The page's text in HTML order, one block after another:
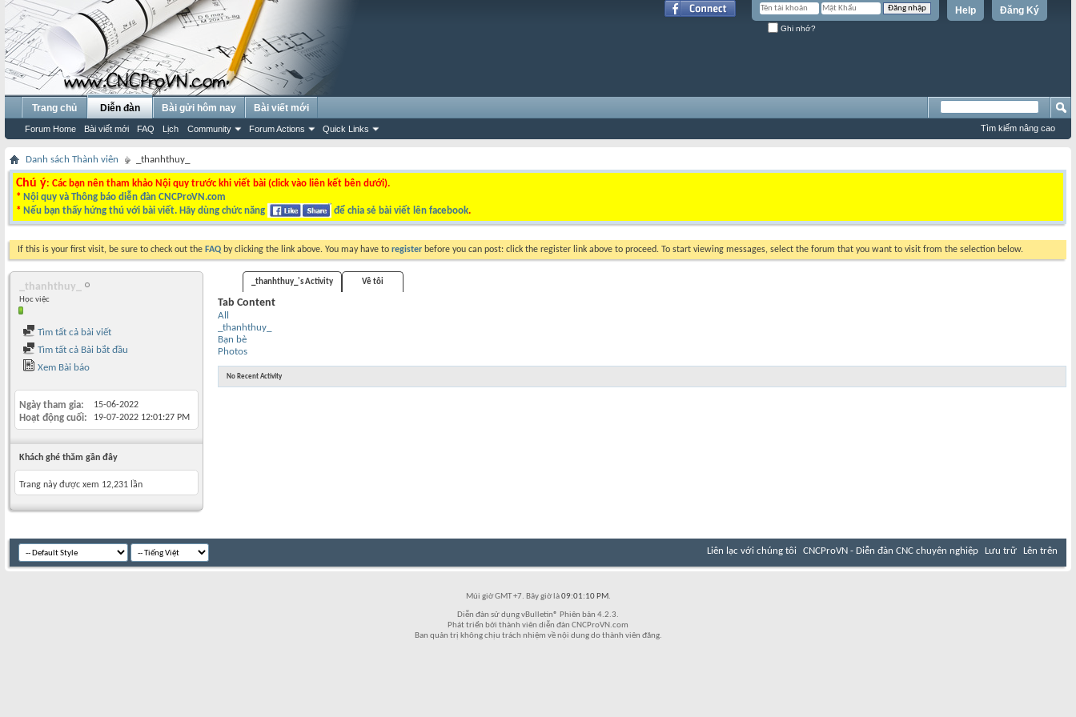
Đăng Ký
Help
Ghi nhớ?
Trang chủ Diễn đàn
Forum Home Bài viết mới FAQ Lịch Community Forum Actions Quick Links
Bài gửi hôm nay Bài viết mới
Tìm kiếm nâng cao
Danh sách Thành viên _thanhthuy_
Chú ý: Các bạn nên tham khảo Nội quy trước khi viết bài (click vào liên kết bên dưới).
* Nội quy và Thông báo diễn đàn CNCProVN.com
* Nếu bạn thấy hứng thú với bài viết. Hãy dùng chức năng để chia sẻ bài viết lên facebook.
If this is your first visit, be sure to check out the FAQ by clicking the link above. You may have to register before you can post: click the register link above to proceed. To start viewing messages, select the forum that you want to visit from the selection below.
_thanhthuy_
Học việc
Tìm tất cả bài viết
Tìm tất cả Bài bắt đầu
Xem Bài báo
Ngày tham gia 15-06-2022
Hoạt động cuối 19-07-2022 12:01:27 PM
Khách ghé thăm gần đây
Trang này được xem 12,231 lần
_thanhthuy_'s Activity Về tôi
Tab Content
All
_thanhthuy_
Bạn bè
Photos
No Recent Activity
Liên lạc với chúng tôi CNCProVN - Diễn đàn CNC chuyên nghiệp Lưu trữ Lên trên
Múi giờ GMT +7. Bây giờ là09:01:10 PM.
Diễn đàn sử dụng vBulletin® Phiên bản 4.2.3.
Phát triển bởi thành viên diễn đàn CNCProVN.com
Ban quản trị không chịu trách nhiệm về nội dung do thành viên đăng.